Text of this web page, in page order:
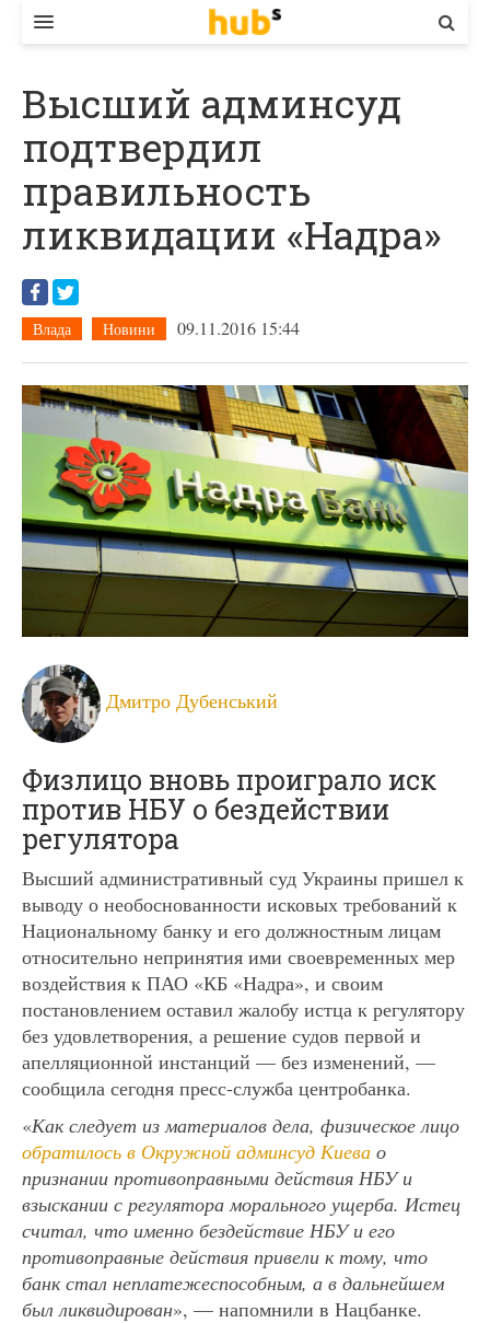
ЕКОНОМІКА
БІЗНЕС
СТАРТЕР
КОНТАКТИ
Высший админсуд
подтвердил
правильность
ликвидации «Надра»
Влада Новини 09.11.2016 15:44
Дмитро Дубенський
Физлицо вновь проиграло иск
против НБУ о бездействии
регулятора
Высший административный суд Украины пришел к
выводу о необоснованности исковых требований к
Национальному банку и его должностным лицам
относительно непринятия ими своевременных мер
воздействия к ПАО «КБ «Надра», и своим
постановлением оставил жалобу истца к регулятору
без удовлетворения, а решение судов первой и
апелляционной инстанций — без изменений, —
сообщила сегодня пресс-служба центробанка.
«Как следует из материалов дела, физическое лицо
обратилось в Окружной админсуд Киева о
признании противоправными действия НБУ и
взыскании с регулятора морального ущерба. Истец
считал, что именно бездействие НБУ и его
противоправные действия привели к тому, что
банк стал неплатежеспособным, а в дальнейшем
был ликвидирован», — напомнили в Нацбанке.